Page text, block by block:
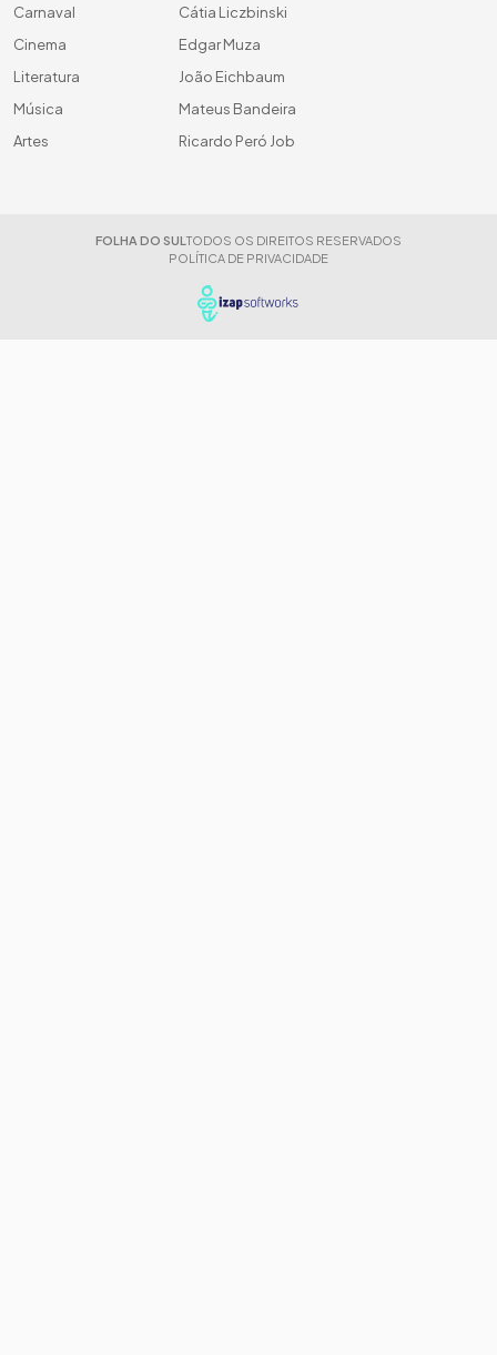
Carnaval
Cinema
Literatura
Música
Artes
Cátia Liczbinski
Edgar Muza
João Eichbaum
Mateus Bandeira
Ricardo Peró Job
FOLHA DO SUL TODOS OS DIREITOS RESERVADOS
POLÍTICA DE PRIVACIDADE